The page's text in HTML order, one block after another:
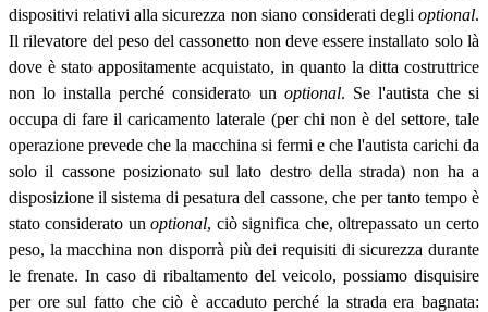
dispositivi relativi alla sicurezza non siano considerati degli optional.
Il rilevatore del peso del cassonetto non deve essere installato solo là
dove è stato appositamente acquistato, in quanto la ditta costruttrice
non lo installa perché considerato un optional. Se l'autista che si
occupa di fare il caricamento laterale (per chi non è del settore, tale
operazione prevede che la macchina si fermi e che l'autista carichi da
solo il cassone posizionato sul lato destro della strada) non ha a
disposizione il sistema di pesatura del cassone, che per tanto tempo è
stato considerato unoptional, ciò significa che, oltrepassato un certo
peso, la macchina non disporrà più dei requisiti di sicurezza durante
le frenate. In caso di ribaltamento del veicolo, possiamo disquisire
per ore sul fatto che ciò è accaduto perché la strada era bagnata: